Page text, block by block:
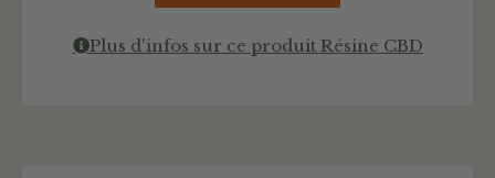
Plus d'infos sur ce produit Résine CBD